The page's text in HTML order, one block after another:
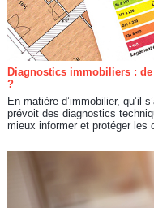
Diagnostics immobiliers :
?
En matière d’immobilier, qu’il
prévoit des diagnostics
mieux informer et protéger les